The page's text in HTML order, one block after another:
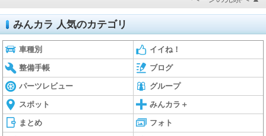
みんカラ 人気のカテゴリ
車種別 イイね！
整備手帳 ブログ
パーツレビュー グループ
スポット みんカラ＋
まとめ フォト